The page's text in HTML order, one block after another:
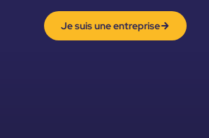
Je suis une entreprise